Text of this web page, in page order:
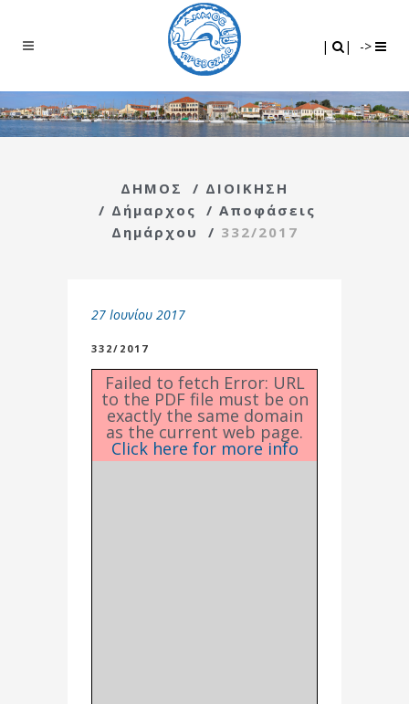
| | ->
ΔΗΜΟΣ / ΔΙΟΙΚΗΣΗ
/ Δήμαρχος / Αποφάσεις
Δημάρχου
/ 332/2017
27 Ιουνίου 2017
332/2017
Failed to fetch Error: URL
to the PDF file must be on
exactly the same domain
as the current web page.
Click here for more info